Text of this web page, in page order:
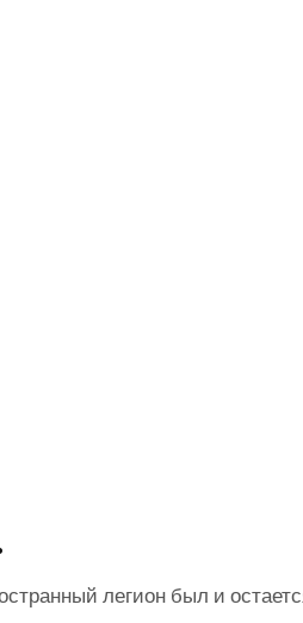
легион был и